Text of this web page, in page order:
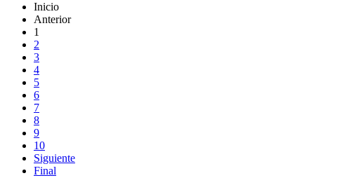
Inicio
Anterior
1
2
3
4
5
6
7
8
9
10
Siguiente
Final